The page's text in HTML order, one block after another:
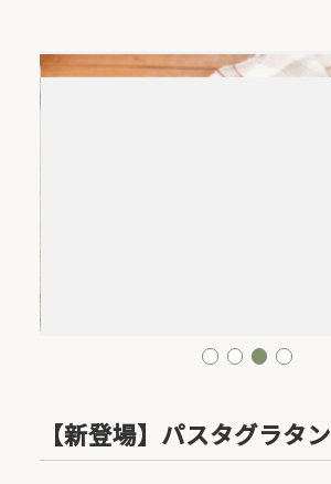
1 2 3 4
【新登場】パスタグラタン